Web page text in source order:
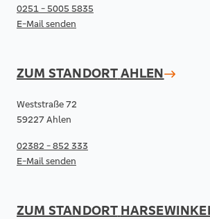
0251 - 5005 5835
E-Mail senden
ZUM STANDORTAHLEN
Weststraße 72
59227 Ahlen
02382 - 852 333
E-Mail senden
ZUM STANDORT